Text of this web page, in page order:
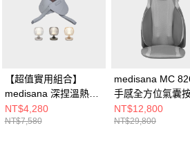
【超值實用組合】
medisana 深捏溫熱肩
頸按摩披肩
NM910+STYLISTIC
NT$4,280
NT$7,580
medisana MC
手感全方位氣囊
墊
NT$12,800
NT$29,800